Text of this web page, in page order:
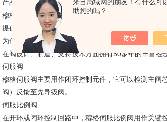
来自局域网的朋友！有什么可
助您的吗？
产品范围
穆格伺服阀和伺服比例阀因其可靠性和准确性而著称
提供充分的选择，即使要求zui严格的客户，我们也能
为什么要选择穆格伺服阀和伺服比例阀？
在阀设计、制造、支持技术方面拥有50多年的丰富经
伺服阀
穆格伺服阀主要用作闭环控制元件，它可以检测主阀
阀）反馈至先导级阀。
伺服比例阀
在开环或闭环控制回路中，穆格伺服比例阀用作关键